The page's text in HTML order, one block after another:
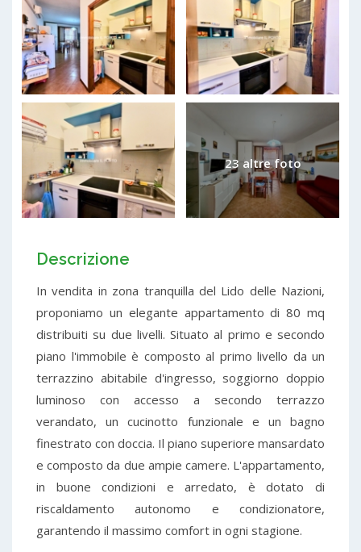
23 altre foto
Descrizione
In vendita in zona tranquilla del Lido delle Nazioni,
proponiamo un elegante appartamento di 80 mq
distribuiti su due livelli. Situato al primo e secondo
piano l'immobile è composto al primo livello da un
terrazzino abitabile d'ingresso, soggiorno doppio
luminoso con accesso a secondo terrazzo
verandato, un cucinotto funzionale e un bagno
finestrato con doccia. Il piano superiore mansardato
e composto da due ampie camere. L'appartamento,
in buone condizioni e arredato, è dotato di
riscaldamento autonomo e condizionatore,
garantendo il massimo comfort in ogni stagione.